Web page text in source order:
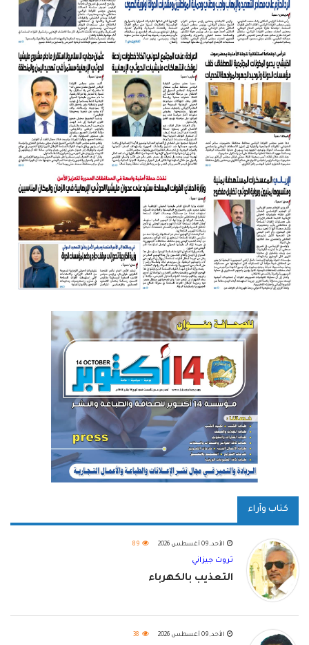
كتاب وآراء
الأحد, 09 أغسطس 2026 89
ثروت جيزاني
التعذيب بالكهرباء
الأحد, 09 أغسطس 2026 38